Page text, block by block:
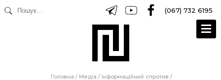
(067) 732 6195
Головна / Медіа / Інформаційний спротив /